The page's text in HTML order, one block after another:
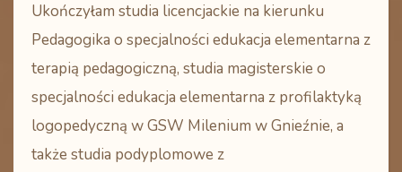
Ukończyłam studia licencjackie na kierunku
Pedagogika o specjalności edukacja elementarna z
terapią pedagogiczną, studia magisterskie o
specjalności edukacja elementarna z profilaktyką
logopedyczną w GSW Milenium w Gnieźnie, a
także studia podyplomowe z